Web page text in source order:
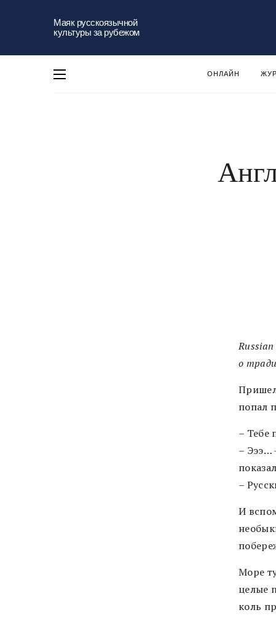
Маяк русскоязычной
культуры за рубежом
ОНЛАЙН
о
попал
– Тебе
– Эээ…
–
И
Море
целые
коль